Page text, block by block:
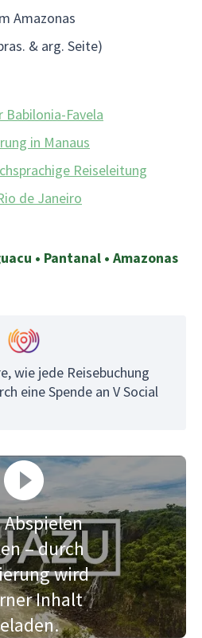
Amazonas
& arg. Seite)
Favela
in Manaus
Reiseleitung
de Janeiro
• Pantanal • Amazonas
wie jede Reisebuchung
eine Spende an V Social
Abspielen
– durch
wird
Inhalt